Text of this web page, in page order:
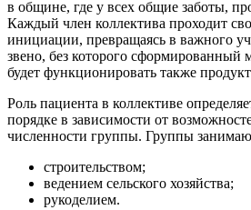
в общине, где у всех общие заботы,
Каждый член коллектива проходит
инициации, превращаясь в важного
звено, без которого сформированный
будет функционировать также
Роль пациента в коллективе
порядке в зависимости от
численности группы. Группы
строительством;
ведением сельского хозяйства;
рукоделием.